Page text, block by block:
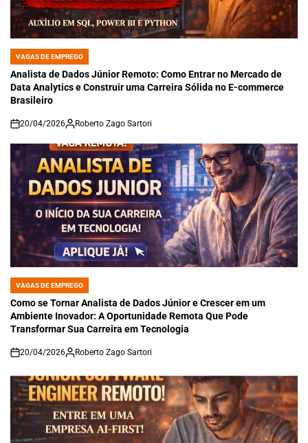
POSTED
IN
VAGAS DE EMPREGO
Analista de Dados Júnior Remoto: Como Entrar no Mercado de
Data Analytics e Construir uma Carreira Sólida no E-commerce
Brasileiro
on
20/04/2026 Roberto Zago Sartori
POSTED
IN
VAGAS DE EMPREGO
Como se Tornar Analista de Dados Júnior e Crescer em um
Ambiente Inovador: A Oportunidade Remota Que Pode
Transformar Sua Carreira em Tecnologia
on
20/04/2026 Roberto Zago Sartori